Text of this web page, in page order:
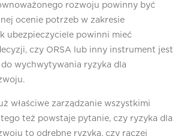
rozwoju powinny być
ocenie potrzeb w zakresie
ubezpieczyciele powinni mieć
czy ORSA lub inny instrument jest
do wychwytywania ryzyka dla
właściwe zarządzanie wszystkimi
też powstaje pytanie, czy ryzyka dla
to odrębne ryzyka, czy raczej